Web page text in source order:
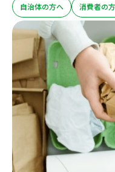
自治体の方へ 消費者の